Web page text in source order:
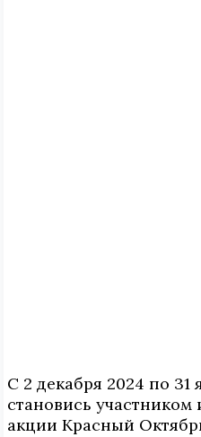
С 2 декабря 2024 по 31
становись
акции Красный